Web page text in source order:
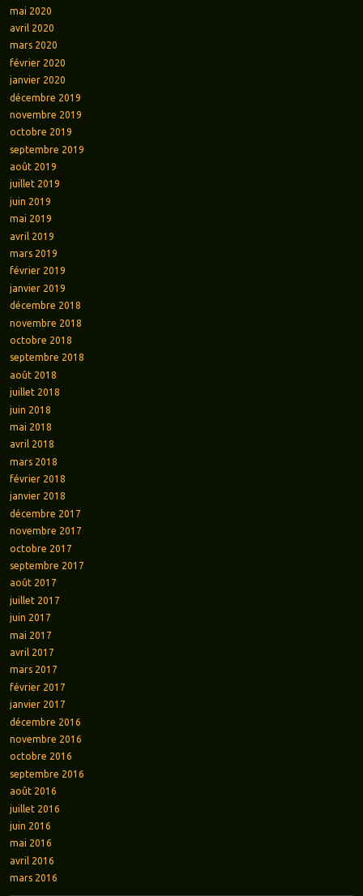
mai 2020
avril 2020
mars 2020
février 2020
janvier 2020
décembre 2019
novembre 2019
octobre 2019
septembre 2019
août 2019
juillet 2019
juin 2019
mai 2019
avril 2019
mars 2019
février 2019
janvier 2019
décembre 2018
novembre 2018
octobre 2018
septembre 2018
août 2018
juillet 2018
juin 2018
mai 2018
avril 2018
mars 2018
février 2018
janvier 2018
décembre 2017
novembre 2017
octobre 2017
septembre 2017
août 2017
juillet 2017
juin 2017
mai 2017
avril 2017
mars 2017
février 2017
janvier 2017
décembre 2016
novembre 2016
octobre 2016
septembre 2016
août 2016
juillet 2016
juin 2016
mai 2016
avril 2016
mars 2016